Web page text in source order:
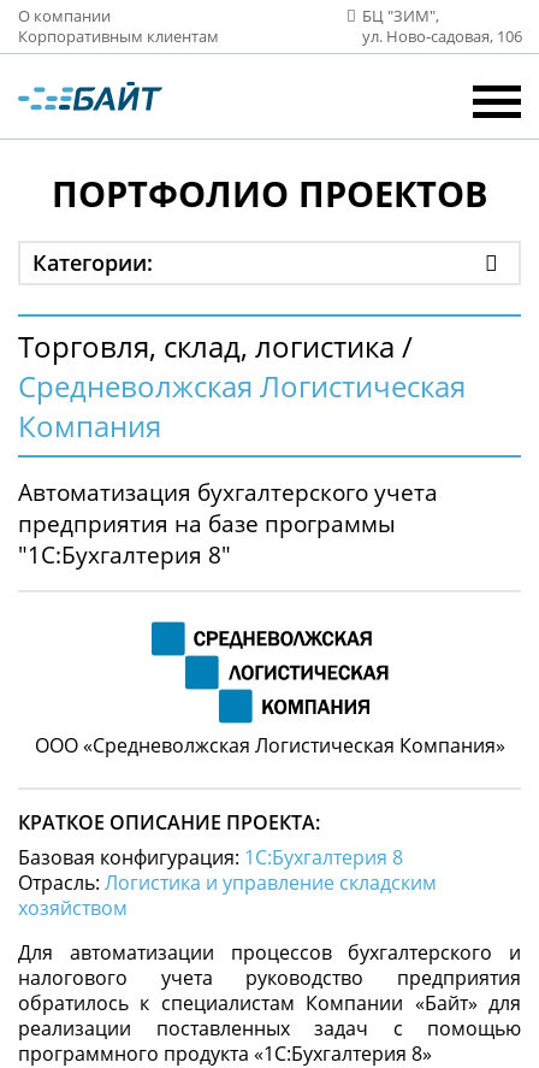
О компании
Корпоративным клиентам
БЦ "ЗИМ",
ул. Ново‑садовая, 106
ПОРТФОЛИО ПРОЕКТОВ
Категории:
Торговля, склад, логистика /
Средневолжская Логистическая
Компания
Автоматизация бухгалтерского учета
предприятия на базе программы
"1С:Бухгалтерия 8"
ООО «Средневолжская Логистическая Компания»
КРАТКОЕ ОПИСАНИЕ ПРОЕКТА:
Базовая конфигурация: 1С:Бухгалтерия 8
Отрасль: Логистика и управление складским
хозяйством
Для автоматизации процессов бухгалтерского и
налогового учета руководство предприятия
обратилось к специалистам Компании «Байт» для
реализации поставленных задач с помощью
программного продукта «1С:Бухгалтерия 8»